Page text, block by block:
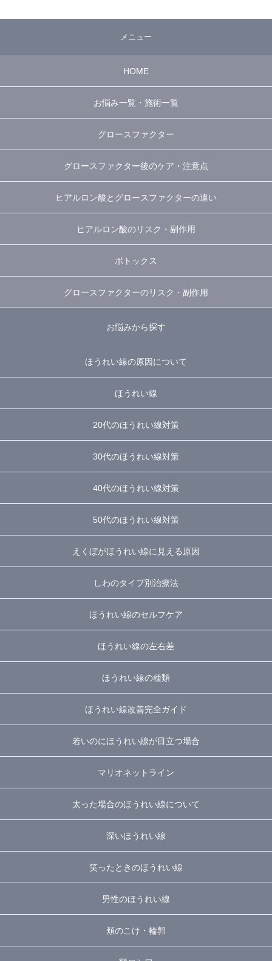
メニュー
HOME
お悩み一覧・施術一覧
グロースファクター
グロースファクター後のケア・注意点
ヒアルロン酸とグロースファクターの違い
ヒアルロン酸のリスク・副作用
ボトックス
グロースファクターのリスク・副作用
お悩みから探す
ほうれい線の原因について
ほうれい線
20代のほうれい線対策
30代のほうれい線対策
40代のほうれい線対策
50代のほうれい線対策
えくぼがほうれい線に見える原因
しわのタイプ別治療法
ほうれい線のセルフケア
ほうれい線の左右差
ほうれい線の種類
ほうれい線改善完全ガイド
若いのにほうれい線が目立つ場合
マリオネットライン
太った場合のほうれい線について
深いほうれい線
笑ったときのほうれい線
男性のほうれい線
頬のこけ・輪郭